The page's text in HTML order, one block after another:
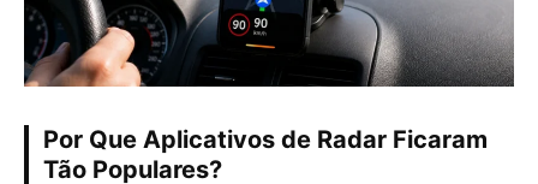
Por Que Aplicativos de Radar Ficaram
Tão Populares?